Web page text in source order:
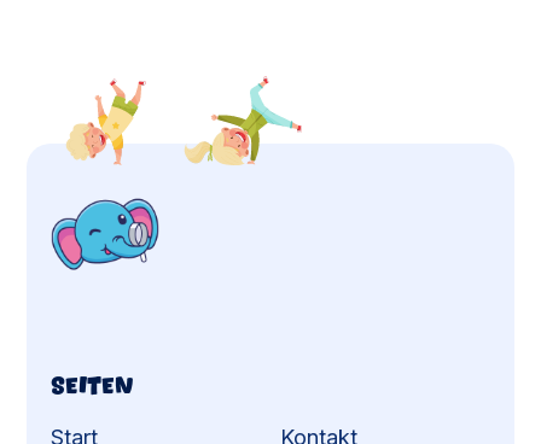
Seiten
Start Kontakt